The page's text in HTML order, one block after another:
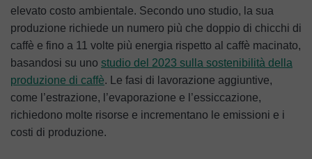
elevato costo ambientale. Secondo uno studio, la sua
produzione richiede un numero più che doppio di chicchi di
caffè e fino a 11 volte più energia rispetto al caffè macinato,
basandosi su uno studio del 2023 sulla sostenibilità della
produzione di caffè. Le fasi di lavorazione aggiuntive,
come l’estrazione, l’evaporazione e l’essiccazione,
richiedono molte risorse e incrementano le emissioni e i
costi di produzione.